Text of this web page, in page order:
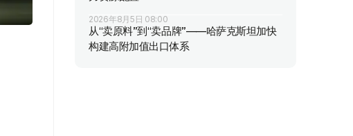
2026年8月5日 08:00
从“卖原料”到“卖品牌”——哈萨克斯坦加快
构建高附加值出口体系